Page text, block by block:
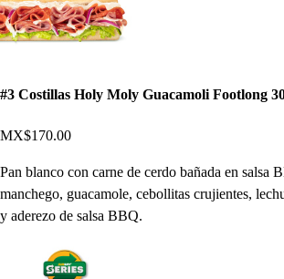
#3 Costillas Holy Moly Guacamoli Footlong
MX$170.00
Pan blanco con carne de cerdo bañada en salsa
manchego, guacamole, cebollitas crujientes,
y aderezo de salsa BBQ.